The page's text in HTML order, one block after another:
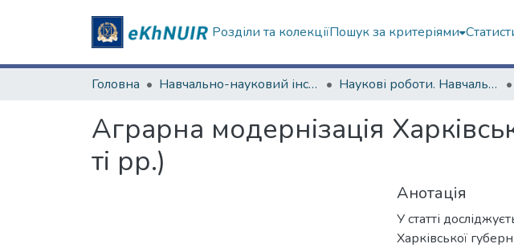
Розділи та колекціїПошук за критеріями
Головна Навчально-науковий інститут філософії, культурології, політології Наукові роботи. Навчально-науковий інститут філософії, культурології, політології
Аграрна модернізація
ті рр.)
Анотація
У статті
Харківської